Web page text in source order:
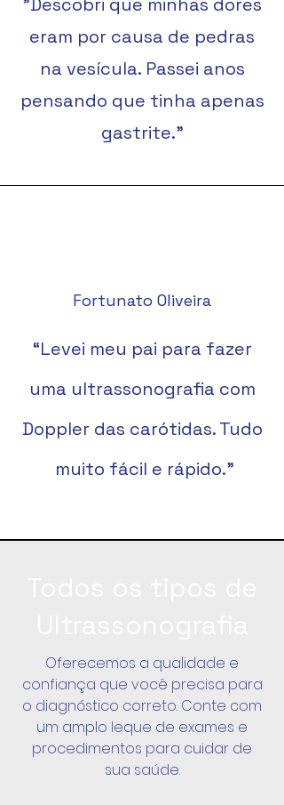
eram por causa de pedras
na vesícula. Passei anos
pensando que tinha apenas
gastrite."
Fortunato Oliveira
“Levei meu pai para fazer
uma ultrassonografia com
Doppler das carótidas. Tudo
muito fácil e rápido.”
Oferecemos a qualidade e
confiança que você precisa para
o diagnóstico correto. Conte com
um amplo leque de exames e
procedimentos para cuidar de
sua saúde.